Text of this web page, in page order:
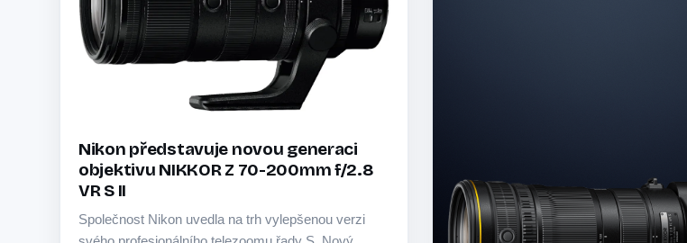
Nikon představuje novou generaci
objektivu NIKKOR Z 70-200mm f/2.8
VR S II
Společnost Nikon uvedla na trh vylepšenou verzi